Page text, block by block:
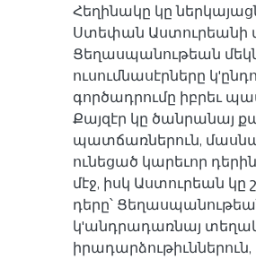
Հեղինակը կը
Ստեփան Աստուրեանի
Ցեղասպանութեան
ուսումնասէրները
գործադրումը իբրեւ
Քայզէր կը ծանրանայ
պատճառներուն,
ունեցած կարեւոր
մէջ, իսկ Աստուրեան կը
դերը՝
կ'անդրադառնայ